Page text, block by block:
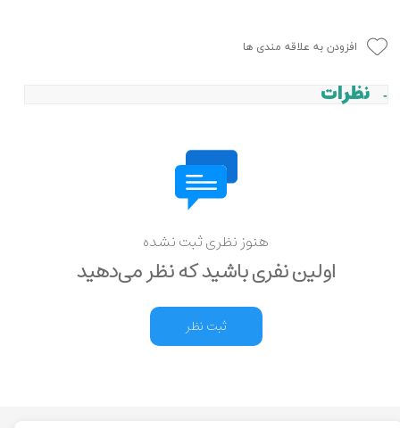
افزودن به علاقه مندی ها
نظرات
هنوز نظری ثبت نشده
اولین نفری باشید که نظر می‌دهید
ثبت نظر